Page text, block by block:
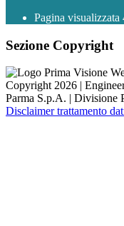
Pagina visualizzata
Sezione Copyright
Copyright 2026 |
Parma S.p.A. | Divisione
Disclaimer trattamento